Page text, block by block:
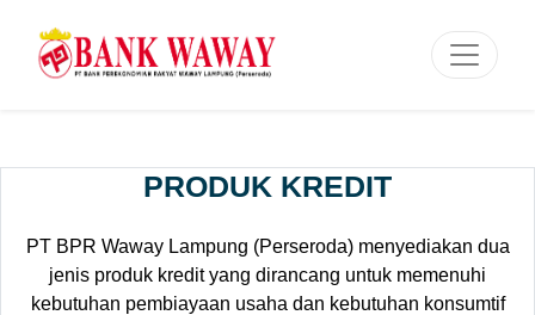
PRODUK KREDIT
PT BPR Waway Lampung (Perseroda) menyediakan dua
jenis produk kredit yang dirancang untuk memenuhi
kebutuhan pembiayaan usaha dan kebutuhan konsumtif